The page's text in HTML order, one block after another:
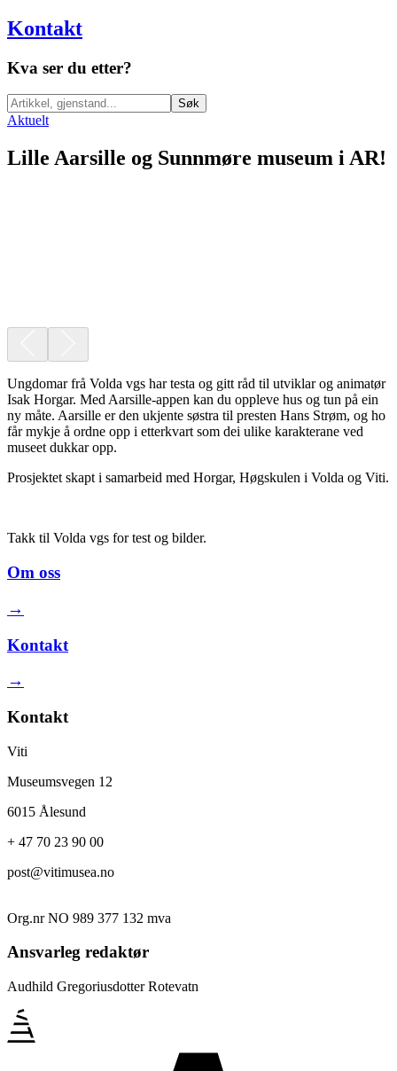
Kontakt
Kva ser du etter?
Søk
Aktuelt
Lille Aarsille og Sunnmøre museum i AR!
Ungdomar frå Volda vgs har testa og gitt råd til utviklar og animatør
Isak Horgar. Med Aarsille-appen kan du oppleve hus og tun på ein
ny måte. Aarsille er den ukjente søstra til presten Hans Strøm, og ho
får mykje å ordne opp i etterkvart som dei ulike karakterane ved
museet dukkar opp.
Prosjektet skapt i samarbeid med Horgar, Høgskulen i Volda og Viti.
Takk til Volda vgs for test og bilder.
Om oss
→
Kontakt
→
Kontakt
Viti
Museumsvegen 12
6015 Ålesund
+ 47 70 23 90 00
post@vitimusea.no
Org.nr NO 989 377 132 mva
Ansvarleg redaktør
Audhild Gregoriusdotter Rotevatn